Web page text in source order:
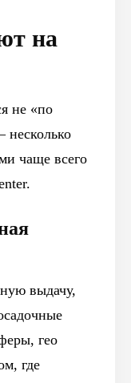
на
не «по
чаще всего
выдачу,
гео
где